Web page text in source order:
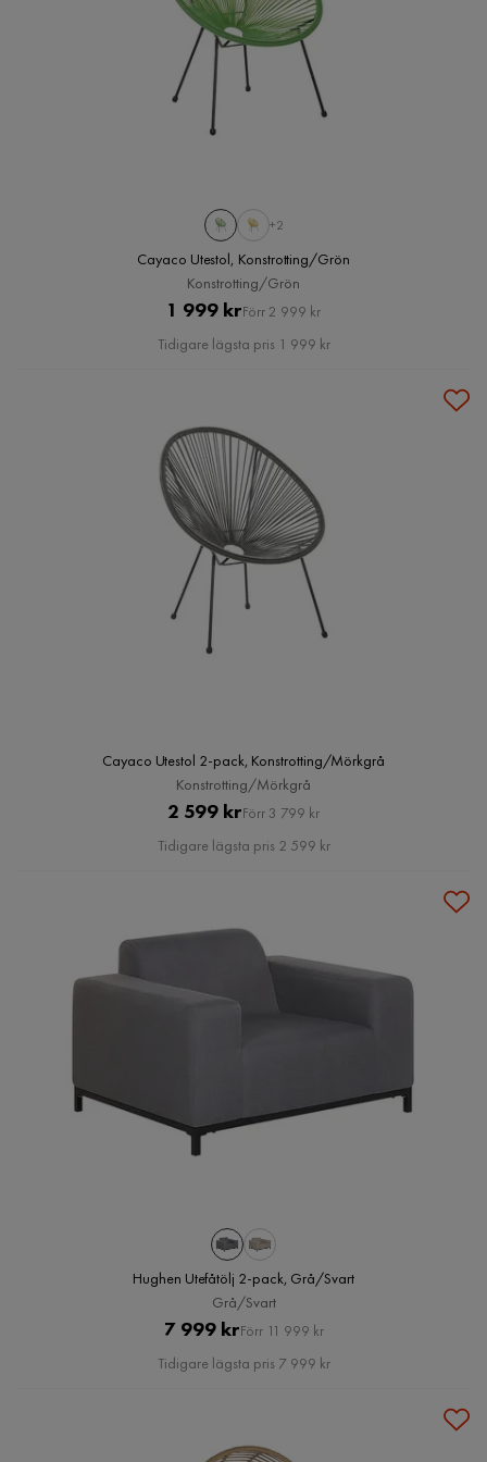
+2
Cayaco Utestol, Konstrotting/Grön
Konstrotting/Grön
Pris
1 999 krOriginal
Pris
Förr 2 999 kr
Tidigare lägsta pris 1 999 kr
Cayaco Utestol 2-pack, Konstrotting/Mörkgrå
Konstrotting/Mörkgrå
Pris
2 599 krOriginal
Pris
Förr 3 799 kr
Tidigare lägsta pris 2 599 kr
Hughen Utefåtölj 2-pack, Grå/Svart
Grå/Svart
Pris
7 999 krOriginal
Pris
Förr 11 999 kr
Tidigare lägsta pris 7 999 kr